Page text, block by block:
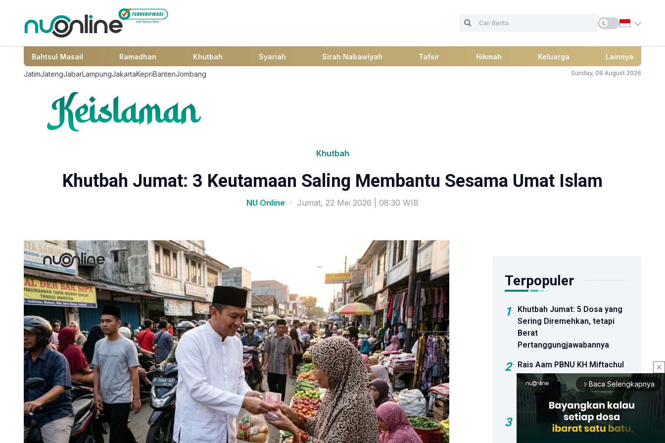
Bahtsul Masail Ramadhan Khutbah Syariah Sirah Nabawiyah Tafsir Hikmah Keluarga Lainnya
JatimJatengJabarLampungJakartaKepriBantenJombang Sunday, 09 August 2026
Khutbah
Khutbah Jumat: 3 Keutamaan Saling Membantu Sesama Umat Islam
NU Online · Jumat, 22 Mei 2026 | 08:30 WIB
close
arrow_forward_ios Baca Selengkapnya
Terpopuler
1
Khutbah Jumat: 5 Dosa yang
Sering Diremehkan, tetapi
Berat
Pertanggungjawabannya
2
Rais Aam PBNU KH Miftachul
Akhyar Resmi Buka Bahtsul
Masail Pra-Muktamar Ke-35
NU
3
Khutbah Jumat: Bahaya Hoaks
dan Dosa Menyebar Informasi